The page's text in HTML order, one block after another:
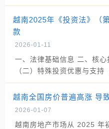
越南2025年《投资法》（
款
2026-01-11
一、法律基础信息 二、核
（二）特殊投资优惠与支
越南全国房价普遍高涨 导
2026-01-07
越南房地产市场从 2025 年